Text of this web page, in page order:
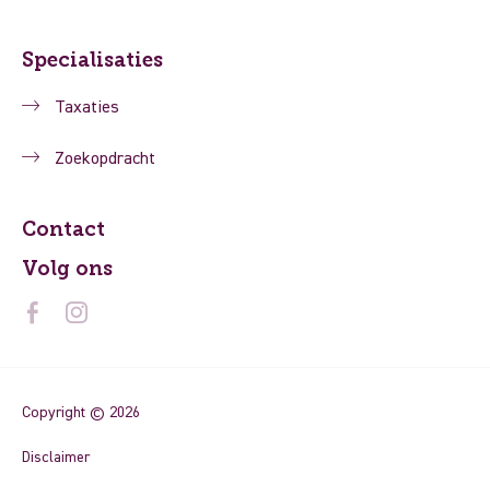
Specialisaties
Taxaties
Zoekopdracht
Contact
Volg ons
Copyright © 2026
Disclaimer